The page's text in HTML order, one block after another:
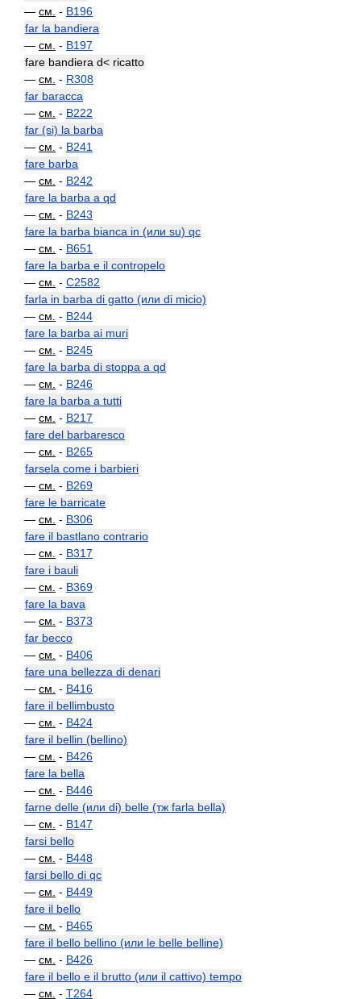
— см. - B196
far la bandiera
— см. - B197
fare bandiera d< ricatto
— см. - R308
far baracca
— см. - B222
far (si) la barba
— см. - B241
fare barba
— см. - B242
fare la barba a qd
— см. - B243
fare la barba bianca in (или su) qc
— см. - B651
fare la barba e il contropelo
— см. - C2582
farla in barba di gatto (или di micio)
— см. - B244
fare la barba ai muri
— см. - B245
fare la barba di stoppa a qd
— см. - B246
fare la barba a tutti
— см. - B217
fare del barbaresco
— см. - B265
farsela come i barbieri
— см. - B269
fare le barricate
— см. - B306
fare il bastlano contrario
— см. - B317
fare i bauli
— см. - B369
fare la bava
— см. - B373
far becco
— см. - B406
fare una bellezza di denari
— см. - B416
fare il bellimbusto
— см. - B424
fare il bellin (bellino)
— см. - B426
fare la bella
— см. - B446
farne delle (или di) belle (тж farla bella)
— см. - B147
farsi bello
— см. - B448
farsi bello di qc
— см. - B449
fare il bello
— см. - B465
fare il bello bellino (или le belle belline)
— см. - B426
fare il bello e il brutto (или il cattivo) tempo
— см. - T264